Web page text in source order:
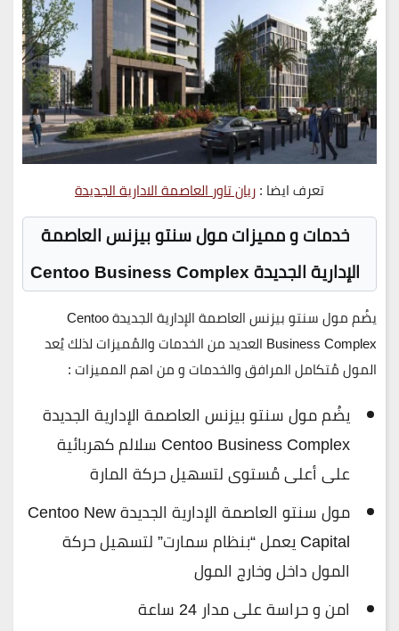
تعرف ايضا :ريان تاور العاصمة الادارية الجديدة
خدمات و مميزات مول سنتو بيزنس العاصمة
الإدارية الجديدة Centoo Business Complex
يضُم مول سنتو بيزنس العاصمة الإدارية الجديدة Centoo
Business Complex العديد من الخدمات والمُميزات لذلك يُعد
المول مُتكامل المرافق والخدمات و من اهم المميزات :
يضُم مول سنتو بيزنس العاصمة الإدارية الجديدة
Centoo Business Complex سلالم كهربائية
على أعلى مُستوى لتسهيل حركة المارة
مول سنتو العاصمة الإدارية الجديدة Centoo New
Capital يعمل “بنظام سمارت” لتسهيل حركة
المول داخل وخارج المول
امن و حراسة على مدار 24 ساعة